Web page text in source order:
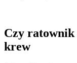
Czy ratownik
krew